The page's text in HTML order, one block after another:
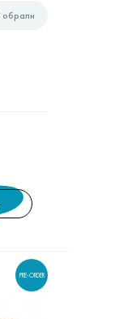
обрали
PRE-ORDER